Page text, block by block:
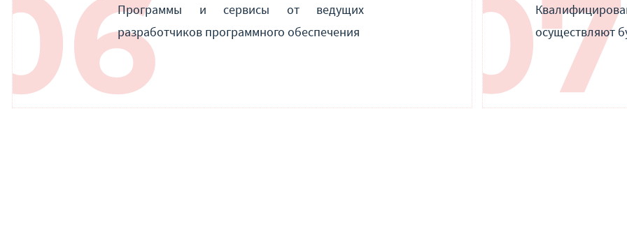
Программы и сервисы от ведущих
разработчиков программного обеспечения
осуществляют